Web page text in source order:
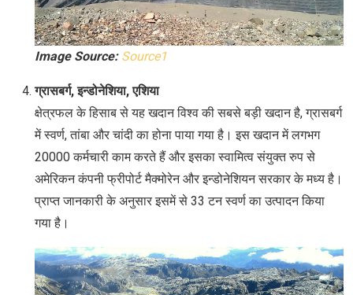
Image Source: Source1
ग्रासबर्ग, इन्डोनेशिया, एशिया
क्षेत्रफल के हिसाब से यह खदान विश्व की सबसे बड़ी खदान है, ग्रासबर्ग
में स्वर्ण, तांबा और चांदी का होना पाया गया है। इस खदान में लगभग
20000 कर्मचारी काम करते हैं और इसका स्वामित्व संयुक्त रुप से
अमेरिकन कंपनी फ्रीपोर्ट मैक्मोरेन और इन्डोनेशियन सरकार के मध्य है।
प्राप्त जानकारी के अनुसार इसमें से 33 टन स्वर्ण का उत्पादन किया
गया है।